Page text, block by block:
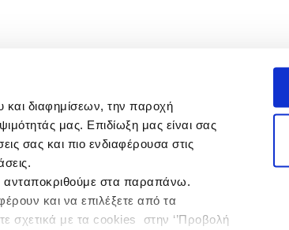
και διαφημίσεων, την παροχή
μας. Επιδίωξη μας είναι σας
σας και πιο ενδιαφέρουσα στις
ανταποκριθούμε στα παραπάνω.
και να επιλέξετε από τα
σχετικά με τα cookies στην ‘’Προβολή